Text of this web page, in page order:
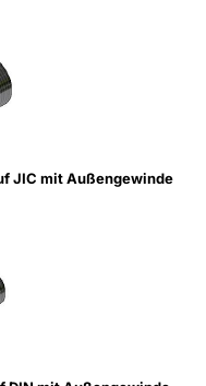
JIC mit Außengewinde